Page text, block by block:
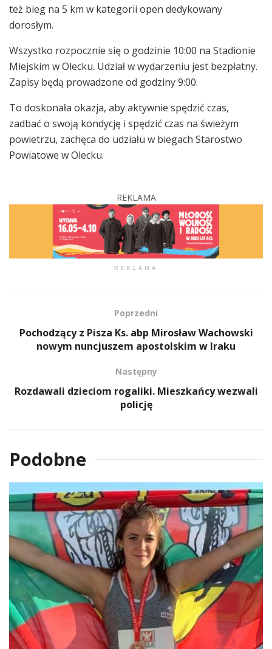
też bieg na 5 km w kategorii open dedykowany
dorosłym.
Wszystko rozpocznie się o godzinie 10:00 na Stadionie
Miejskim w Olecku. Udział w wydarzeniu jest bezpłatny.
Zapisy będą prowadzone od godziny 9:00.
To doskonała okazja, aby aktywnie spędzić czas,
zadbać o swoją kondycję i spędzić czas na świeżym
powietrzu, zachęca do udziału w biegach Starostwo
Powiatowe w Olecku.
REKLAMA
REKLAMA
Poprzedni
Pochodzący z Pisza Ks. abp Mirosław Wachowski
nowym nuncjuszem apostolskim w Iraku
Następny
Rozdawali dzieciom rogaliki. Mieszkańcy wezwali
policję
Podobne